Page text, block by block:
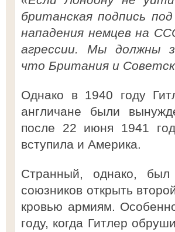
британская подпись
нападения немцев на
агрессии. Мы должны
что Британия и
Однако в 1940 году
англичане были
после 22 июня 1941
вступила и Америка.
Странный, однако,
союзников открыть
кровью армиям.
году, когда Гитлер